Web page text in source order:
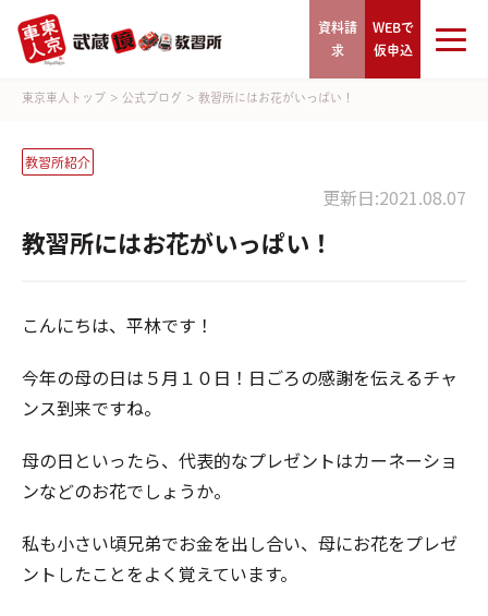
資料請
求
WEBで
仮申込
東京車人トップ > 公式ブログ > 教習所にはお花がいっぱい！
教習所紹介
更新日:2021.08.07
教習所にはお花がいっぱい！
こんにちは、平林です！
今年の母の日は５月１０日！日ごろの感謝を伝えるチャ
ンス到来ですね。
母の日といったら、代表的なプレゼントはカーネーショ
ンなどのお花でしょうか。
私も小さい頃兄弟でお金を出し合い、母にお花をプレゼ
ントしたことをよく覚えています。